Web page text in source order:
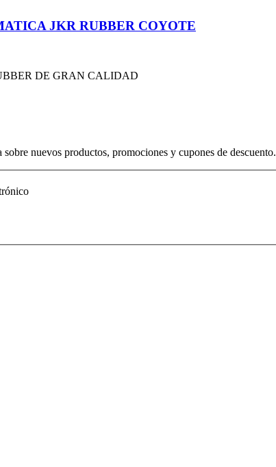
JKR RUBBER COYOTE
DE GRAN CALIDAD
nuevos productos, promociones y cupones de descuento.